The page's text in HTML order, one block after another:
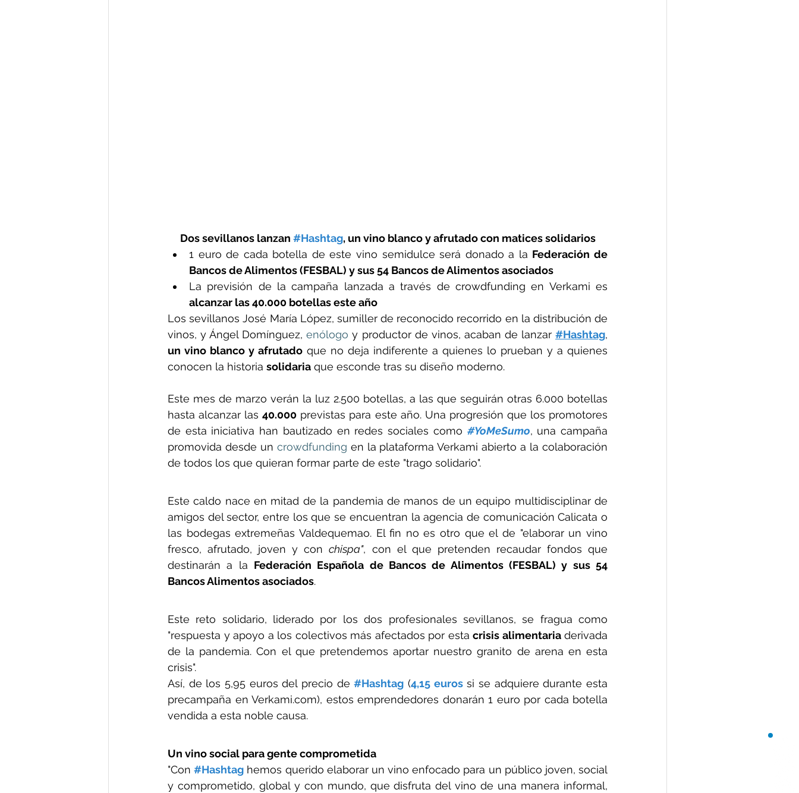
Dos sevillanos lanzan #Hashtag, un vino blanco y afrutado con matices solidarios
1 euro de cada botella de este vino semidulce será donado a la Federación de
Bancos de Alimentos (FESBAL) y sus 54 Bancos de Alimentos asociados
alcanzar las 40.000 botellas este año
Los sevillanos José María López, sumiller de reconocido recorrido en la distribución de
vinos, y Ángel Domínguez, enólogo y productor de vinos, acaban de lanzar #Hashtag
un vino blanco y afrutado que no deja indiferente a quienes lo prueban y a quienes
conocen la historia solidaria que esconde tras su diseño moderno.
Este mes de marzo verán la luz 2.500 botellas, a las que seguirán otras 6.000 botellas
hasta alcanzar las 40.000 previstas para este año. Una progresión que los promotores
de esta iniciativa han bautizado en redes sociales como #YoMeSumo, una campaña
promovida desde un crowdfunding en la plataforma Verkami abierto a la colaboración
de todos los que quieran formar parte de este "trago solidario".
Este caldo nace en mitad de la pandemia de manos de un equipo multidisciplinar de
amigos del sector, entre los que se encuentran la agencia de comunicación Calicata o
las bodegas extremeñas Valdequemao. El fin no es otro que el de "elaborar un vino
fresco, afrutado, joven y con chispa", con el que pretenden recaudar fondos que
destinarán a la Federación Española de Bancos de Alimentos (FESBAL) y sus 54
Bancos Alimentos asociados.
Este reto solidario, liderado por los dos profesionales sevillanos, se fragua como
"respuesta y apoyo a los colectivos más afectados por esta crisis alimentaria derivada
de la pandemia. Con el que pretendemos aportar nuestro granito de arena en esta
crisis".
Así, de los 5,95 euros del precio de #Hashtag (4,15 euros si se adquiere durante esta
precampaña en Verkami.com), estos emprendedores donarán 1 euro por cada botella
vendida a esta noble causa.
Un vino social para gente comprometida
"Con #Hashtag hemos querido elaborar un vino enfocado para un público joven, social
y comprometido, global y con mundo, que disfruta del vino de una manera informal,